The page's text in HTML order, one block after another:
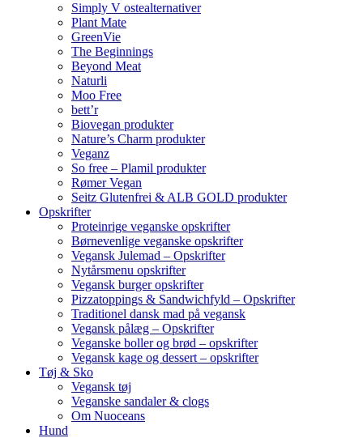
Simply V ostealternativer
Plant Mate
GreenVie
The Beginnings
Beyond Meat
Naturli
Moo Free
bett’r
Biovegan produkter
Nature’s Charm produkter
Veganz
So free – Plamil produkter
Rømer Vegan
Seitz Glutenfrei & ALB GOLD produkter
Opskrifter
Proteinrige veganske opskrifter
Børnevenlige veganske opskrifter
Vegansk Julemad – Opskrifter
Nytårsmenu opskrifter
Vegansk burger opskrifter
Pizzatoppings & Sandwichfyld – Opskrifter
Traditionel dansk mad på vegansk
Vegansk pålæg – Opskrifter
Veganske boller og brød – opskrifter
Vegansk kage og dessert – opskrifter
Tøj & Sko
Vegansk tøj
Veganske sandaler & clogs
Om Nuoceans
Hund